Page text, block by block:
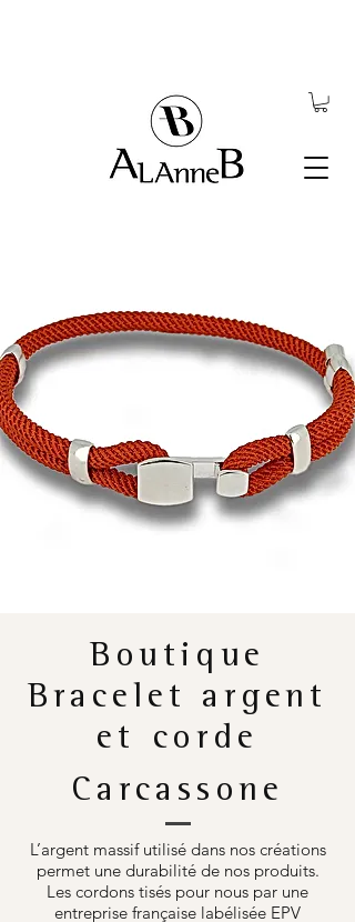
Boutique
Bracelet argent
et corde
Carcassone
L’argent massif utilisé dans nos créations
permet une durabilité de nos produits.
Les cordons tisés pour nous par une
entreprise française labélisée EPV